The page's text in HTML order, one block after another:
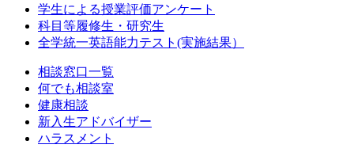
学生による授業評価アンケート
科目等履修生・研究生
全学統一英語能力テスト(実施結果）
相談窓口一覧
何でも相談室
健康相談
新入生アドバイザー
ハラスメント